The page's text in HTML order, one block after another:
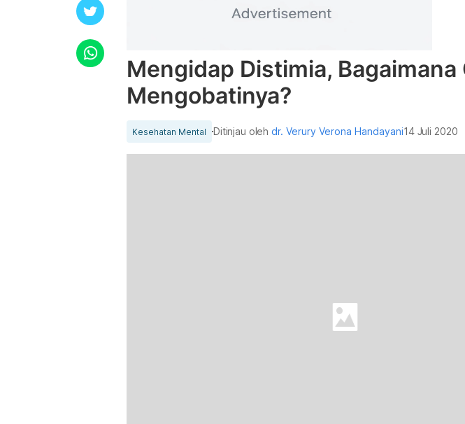
Mengidap Distimia, Bagaimana
Mengobatinya?
Kesehatan Mental Ditinjau olehdr. Verury Verona Handayani14 Juli 2020